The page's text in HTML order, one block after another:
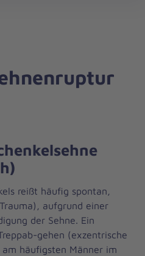
reißt häufig spontan,
aufgrund einer
der Sehne. Ein
gehen (exzentrische
häufigsten Männer im